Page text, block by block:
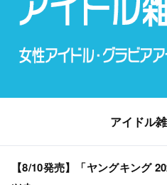
アイドル
【8/10発売】「ヤングキング